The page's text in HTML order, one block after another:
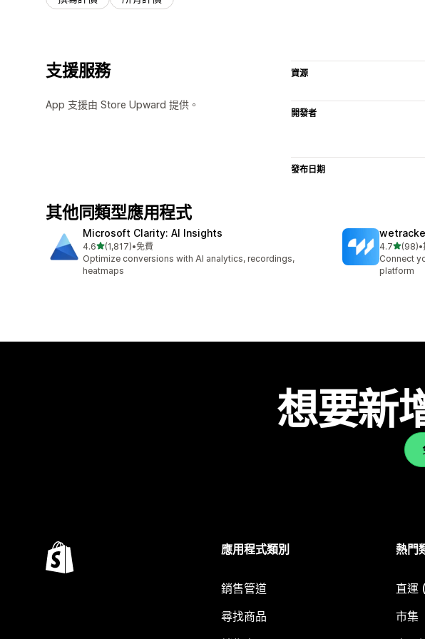
支援服務
App 支援由 Store Upward 提供。
資源
開發者
發布日期
其他同類型應用程式
Microsoft Clarity: AI Insights
4.6滿分 5 顆星
(1,817)
共有 1817 則評價
•免費
Optimize conversions with AI analytics, recordings,
heatmaps
4.7滿分 5
(98)
共有 98 則•
Connect
platform
想要新
應用程式類別
銷售管道
尋找商品
熱門
直運
市集